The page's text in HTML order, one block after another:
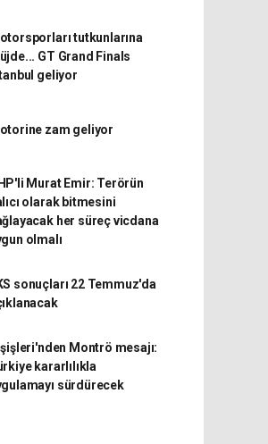
tutkunlarına
GT Grand Finals
geliyor
zam geliyor
Murat Emir: Terörün
olarak bitmesini
her süreç vicdana
olmalı
sonuçları 22 Temmuz'da
Montrö mesajı:
kararlılıkla
sürdürecek